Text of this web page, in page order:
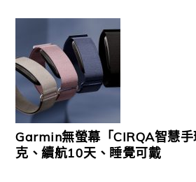
Garmin無螢幕「CIRQA智慧
克、續航10天、睡覺可戴